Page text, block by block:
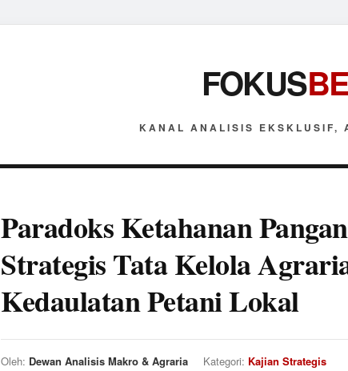
FOKUS
KANAL ANALISIS EKSKLUSIF,
Paradoks Ketahanan
Strategis Tata Kelola
Kedaulatan Petani Lokal
Oleh: Dewan Analisis Makro & Agraria Kategori: Kajian Strategis